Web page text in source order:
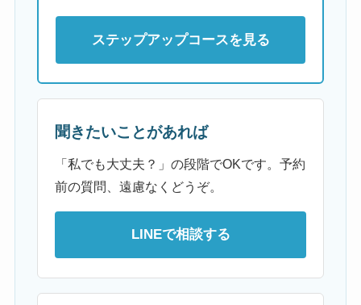
ステップアップコースを見る
聞きたいことがあれば
「私でも大丈夫？」の段階でOKです。予約
前の質問、遠慮なくどうぞ。
LINEで相談する